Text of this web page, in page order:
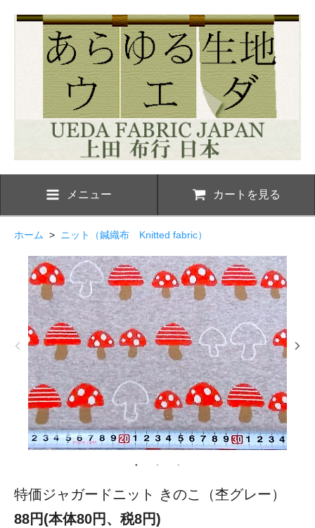
メニュー カートを見る
ホーム > ニット（鍼織布 Knitted fabric）
特価ジャガードニット きのこ（杢グレー）
88円(本体80円、税8円)